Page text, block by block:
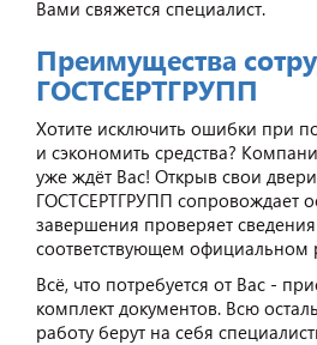
Вами свяжется специалист.
Преимущества
ГОСТСЕРТГРУПП
Хотите исключить ошибки при
и сэкономить средства?
уже ждёт Вас! Открыв свои
ГОСТСЕРТГРУПП сопровождает
завершения проверяет
соответствующем официальном
Всё, что потребуется от Вас -
комплект документов. Всю
работу берут на себя